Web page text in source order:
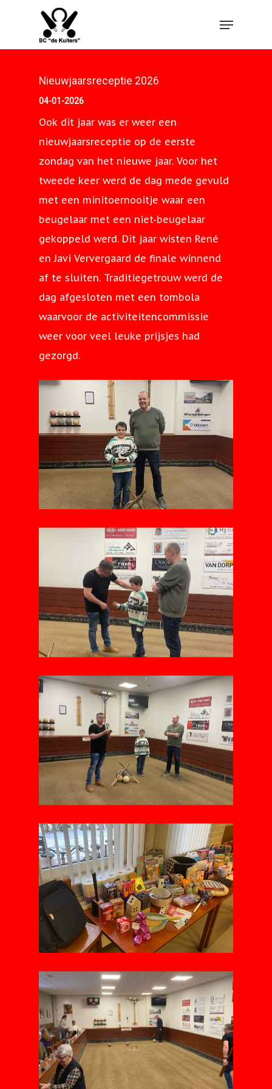
Hit enter to search or ESC to close
Nieuwjaarsreceptie 2026
04-01-2026
Ook dit jaar was er weer een
nieuwjaarsreceptie op de eerste
zondag van het nieuwe jaar. Voor het
tweede keer werd de dag mede gevuld
met een minitoernooitje waar een
beugelaar met een niet-beugelaar
gekoppeld werd. Dit jaar wisten René
en Javi Ververgaard de finale winnend
af te sluiten. Traditiegetrouw werd de
dag afgesloten met een tombola
waarvoor de activiteitencommissie
weer voor veel leuke prijsjes had
gezorgd.